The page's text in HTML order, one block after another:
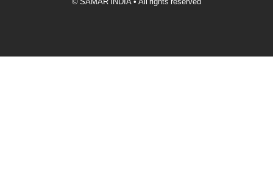
© SAMAR INDIA • All rights reserved